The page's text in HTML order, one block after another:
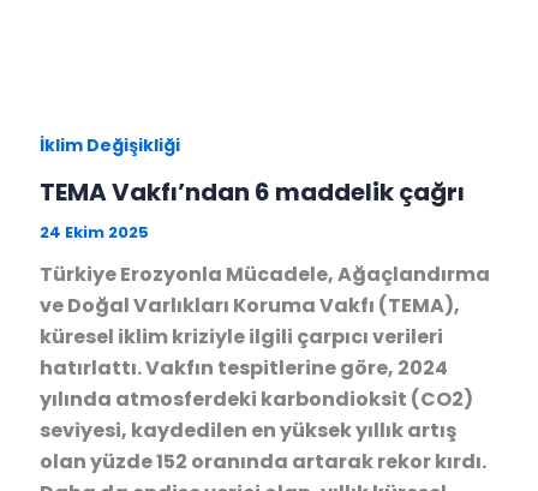
İklim Değişikliği
TEMA Vakfı’ndan 6 maddelik çağrı
24 Ekim 2025
Türkiye Erozyonla Mücadele, Ağaçlandırma
ve Doğal Varlıkları Koruma Vakfı (TEMA),
küresel iklim kriziyle ilgili çarpıcı verileri
hatırlattı. Vakfın tespitlerine göre, 2024
yılında atmosferdeki karbondioksit (CO2)
seviyesi, kaydedilen en yüksek yıllık artış
olan yüzde 152 oranında artarak rekor kırdı.